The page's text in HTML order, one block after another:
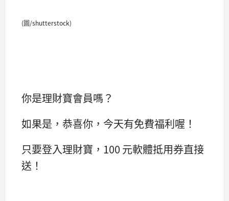
(圖/shutterstock)
你是理財寶會員嗎？
如果是，恭喜你，今天有免費福利喔！
只要登入理財寶，100 元軟體抵用券直接
送！